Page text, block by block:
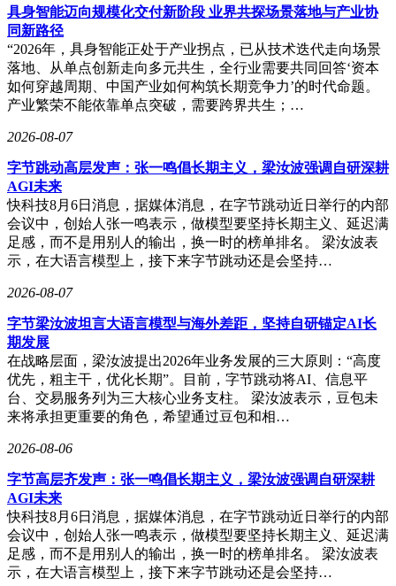
定性保障。但苹果能否在AI时代续写辉煌，最终取决于特努
斯能否将硬件工程优势转化为颠覆性的用户体验。这家始终秉
持"体验至上"理念的企业，正在人工智能领域开辟一条与众不
同的道路。
具身智能迈向规模化交付新阶段 业界共探场景落地与产业协
同新路径
“2026年，具身智能正处于产业拐点，已从技术迭代走向场景
落地、从单点创新走向多元共生，全行业需要共同回答‘资本
如何穿越周期、中国产业如何构筑长期竞争力’的时代命题。
产业繁荣不能依靠单点突破，需要跨界共生；…
2026-08-07
字节跳动高层发声：张一鸣倡长期主义，梁汝波强调自研深耕
AGI未来
快科技8月6日消息，据媒体消息，在字节跳动近日举行的内部
会议中，创始人张一鸣表示，做模型要坚持长期主义、延迟满
足感，而不是用别人的输出，换一时的榜单排名。 梁汝波表
示，在大语言模型上，接下来字节跳动还是会坚持…
2026-08-07
字节梁汝波坦言大语言模型与海外差距，坚持自研锚定AI长
期发展
在战略层面，梁汝波提出2026年业务发展的三大原则：“高度
优先，粗主干，优化长期”。目前，字节跳动将AI、信息平
台、交易服务列为三大核心业务支柱。 梁汝波表示，豆包未
来将承担更重要的角色，希望通过豆包和相…
2026-08-06
字节高层齐发声：张一鸣倡长期主义，梁汝波强调自研深耕
AGI未来
快科技8月6日消息，据媒体消息，在字节跳动近日举行的内部
会议中，创始人张一鸣表示，做模型要坚持长期主义、延迟满
足感，而不是用别人的输出，换一时的榜单排名。 梁汝波表
示，在大语言模型上，接下来字节跳动还是会坚持…